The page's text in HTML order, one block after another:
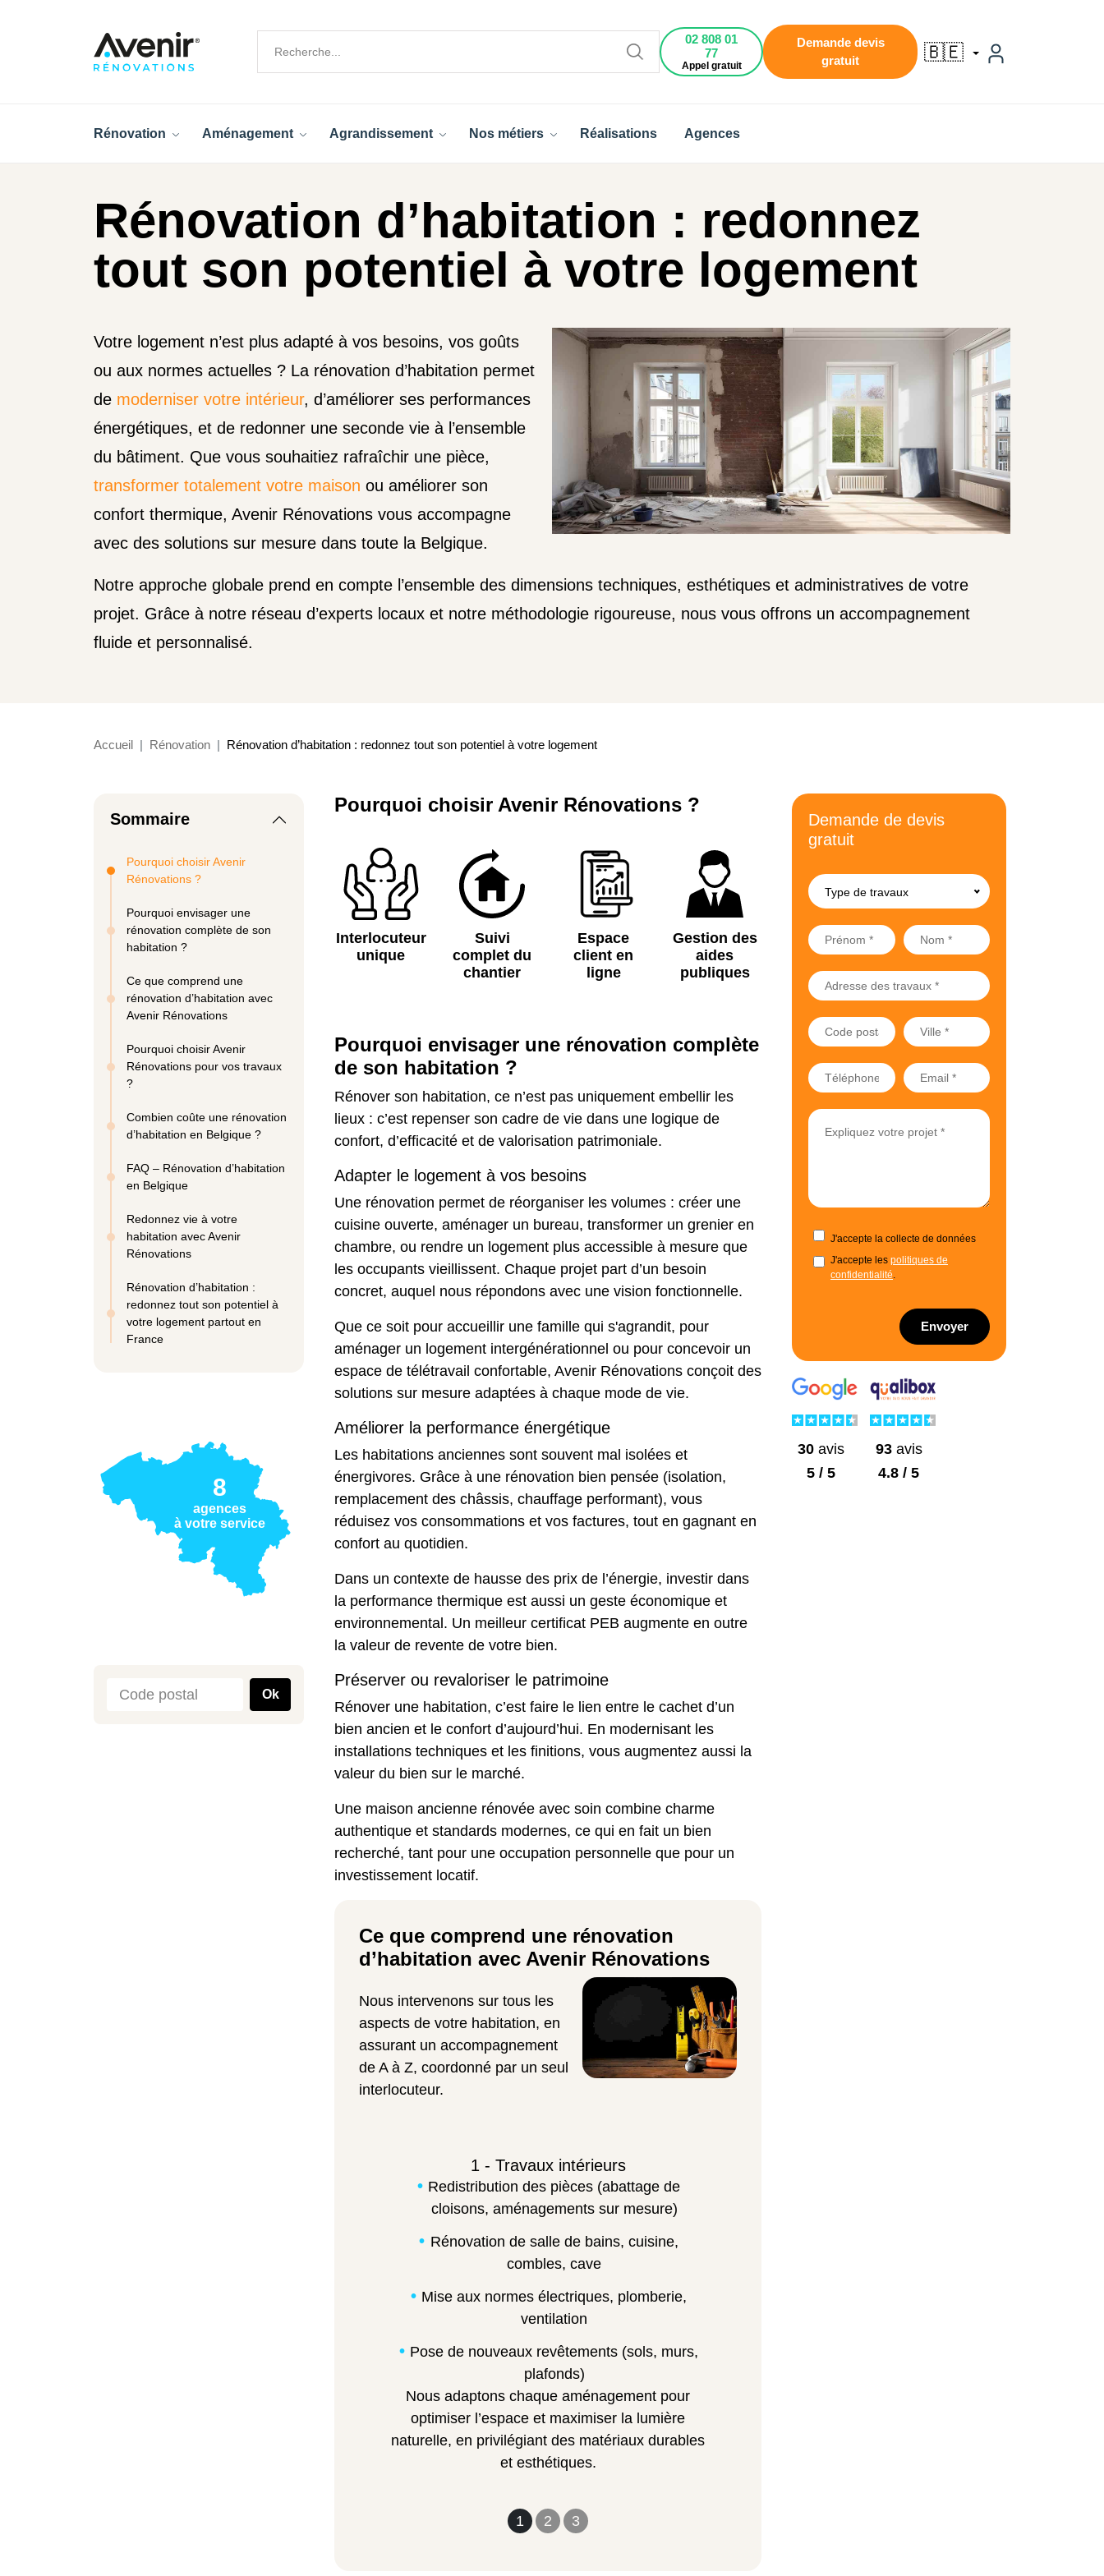
02 808 01
77
Appel gratuit
Demande devis
gratuit
🇧🇪
Rénovation Aménagement Agrandissement Nos métiers Réalisations Agences
Rénovation d’habitation : redonnez
tout son potentiel à votre logement
Votre logement n’est plus adapté à vos besoins, vos goûts
ou aux normes actuelles ? La rénovation d’habitation permet
de moderniser votre intérieur, d’améliorer ses performances
énergétiques, et de redonner une seconde vie à l’ensemble
du bâtiment. Que vous souhaitiez rafraîchir une pièce,
transformer totalement votre maison ou améliorer son
confort thermique, Avenir Rénovations vous accompagne
avec des solutions sur mesure dans toute la Belgique.
Notre approche globale prend en compte l’ensemble des dimensions techniques, esthétiques et administratives de votre
projet. Grâce à notre réseau d’experts locaux et notre méthodologie rigoureuse, nous vous offrons un accompagnement
fluide et personnalisé.
Accueil Rénovation Rénovation d’habitation : redonnez tout son potentiel à votre logement
Sommaire
Pourquoi choisir Avenir
Rénovations ?
Pourquoi envisager une
rénovation complète de son
habitation ?
Ce que comprend une
rénovation d’habitation avec
Avenir Rénovations
Pourquoi choisir Avenir
Rénovations pour vos travaux
?
Combien coûte une rénovation
d’habitation en Belgique ?
FAQ – Rénovation d’habitation
en Belgique
Redonnez vie à votre
habitation avec Avenir
Rénovations
Rénovation d’habitation :
redonnez tout son potentiel à
votre logement partout en
France
8
agences
à votre service
Ok
Pourquoi choisir Avenir Rénovations ?
Interlocuteur
unique
Suivi
complet du
chantier
Espace
client en
ligne
Gestion des
aides
publiques
Pourquoi envisager une rénovation complète
de son habitation ?
Rénover son habitation, ce n’est pas uniquement embellir les
lieux : c’est repenser son cadre de vie dans une logique de
confort, d’efficacité et de valorisation patrimoniale.
Adapter le logement à vos besoins
Une rénovation permet de réorganiser les volumes : créer une
cuisine ouverte, aménager un bureau, transformer un grenier en
chambre, ou rendre un logement plus accessible à mesure que
les occupants vieillissent. Chaque projet part d’un besoin
concret, auquel nous répondons avec une vision fonctionnelle.
Que ce soit pour accueillir une famille qui s'agrandit, pour
aménager un logement intergénérationnel ou pour concevoir un
espace de télétravail confortable, Avenir Rénovations conçoit des
solutions sur mesure adaptées à chaque mode de vie.
Améliorer la performance énergétique
Les habitations anciennes sont souvent mal isolées et
énergivores. Grâce à une rénovation bien pensée (isolation,
remplacement des châssis, chauffage performant), vous
réduisez vos consommations et vos factures, tout en gagnant en
confort au quotidien.
Dans un contexte de hausse des prix de l’énergie, investir dans
la performance thermique est aussi un geste économique et
environnemental. Un meilleur certificat PEB augmente en outre
la valeur de revente de votre bien.
Préserver ou revaloriser le patrimoine
Rénover une habitation, c’est faire le lien entre le cachet d’un
bien ancien et le confort d’aujourd’hui. En modernisant les
installations techniques et les finitions, vous augmentez aussi la
valeur du bien sur le marché.
Une maison ancienne rénovée avec soin combine charme
authentique et standards modernes, ce qui en fait un bien
recherché, tant pour une occupation personnelle que pour un
investissement locatif.
Ce que comprend une rénovation
d’habitation avec Avenir Rénovations
Nous intervenons sur tous les
aspects de votre habitation, en
assurant un accompagnement
de A à Z, coordonné par un seul
interlocuteur.
1 2 3
1 - Travaux intérieurs
Redistribution des pièces (abattage de
cloisons, aménagements sur mesure)
Rénovation de salle de bains, cuisine,
combles, cave
Mise aux normes électriques, plomberie,
ventilation
Pose de nouveaux revêtements (sols, murs,
plafonds)
Nous adaptons chaque aménagement pour
optimiser l’espace et maximiser la lumière
naturelle, en privilégiant des matériaux durables
et esthétiques.
Demande de devis
gratuit
Type de travaux
J'accepte la collecte de données
J'accepte les politiques de
confidentialité.
Envoyer
30avis
5 / 5
93avis
4.8 / 5